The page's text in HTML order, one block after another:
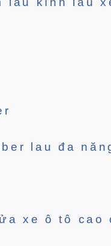
lau đa
xe ô tô cao